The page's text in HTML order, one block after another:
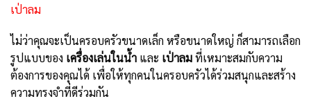
เป่าลม
ไม่ว่าคุณจะเป็นครอบครัวขนาดเล็ก หรือขนาดใหญ่ ก็สามารถเลือก
รูปแบบของ เครื่องเล่นในน้ำ และ เป่าลมที่เหมาะสมกับความ
ต้องการของคุณได้ เพื่อให้ทุกคนในครอบครัวได้ร่วมสนุกและสร้าง
ความทรงจำที่ดีร่วมกัน